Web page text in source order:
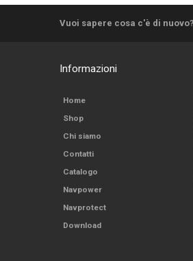
Vuoi sapere cosa c'è di
Informazioni
Home
Shop
Chi siamo
Contatti
Catalogo
Navpower
Navprotect
Download